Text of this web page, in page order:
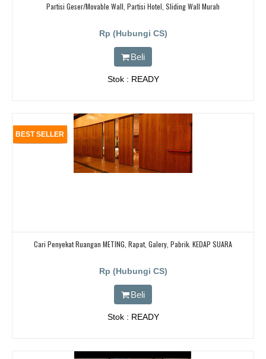
Partisi Geser/Movable Wall, Partisi Hotel, Sliding Wall Murah
Rp (Hubungi CS)
Beli
Stok : READY
BEST SELLER
Cari Penyekat Ruangan METING, Rapat, Galery, Pabrik. KEDAP SUARA
Rp (Hubungi CS)
Beli
Stok : READY